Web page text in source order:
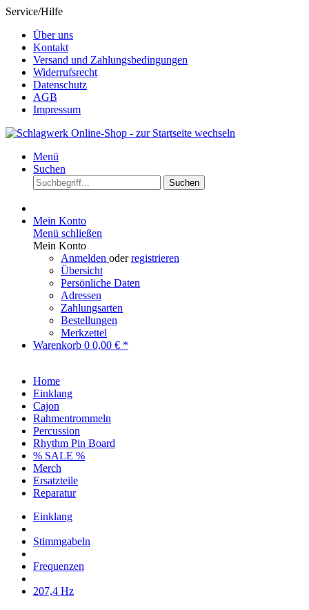
Service/Hilfe
Über uns
Kontakt
Versand und Zahlungsbedingungen
Widerrufsrecht
Datenschutz
AGB
Impressum
Menü
Suchen
Suchen
Mein Konto
Menü schließen
Mein Konto
Anmelden oderregistrieren
Übersicht
Persönliche Daten
Adressen
Zahlungsarten
Bestellungen
Merkzettel
Warenkorb 0 0,00 € *
Home
Einklang
Cajon
Rahmentrommeln
Percussion
Rhythm Pin Board
% SALE %
Merch
Ersatzteile
Reparatur
Einklang
Stimmgabeln
Frequenzen
207,4 Hz